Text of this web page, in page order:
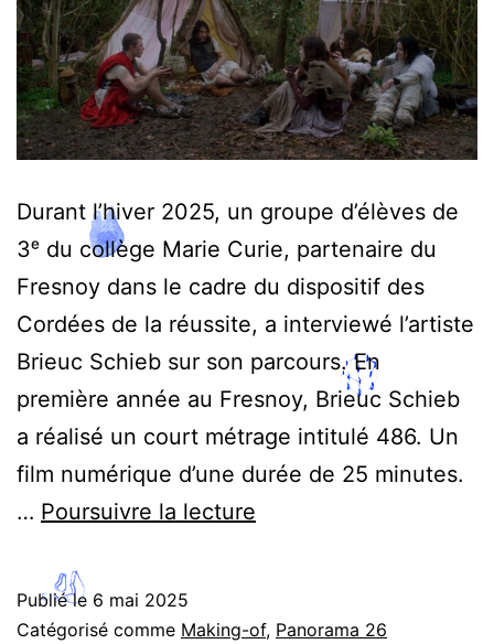
Durant l’hiver 2025, un groupe d’élèves de
3ᵉ du collège Marie Curie, partenaire du
Fresnoy dans le cadre du dispositif des
Cordées de la réussite, a interviewé l’artiste
Brieuc Schieb sur son parcours. En
première année au Fresnoy, Brieuc Schieb
a réalisé un court métrage intitulé 486. Un
film numérique d’une durée de 25 minutes.
… Poursuivre la lecture
humains
Publié le 6 mai 2025
Catégorisé comme Making-of, Panorama 26